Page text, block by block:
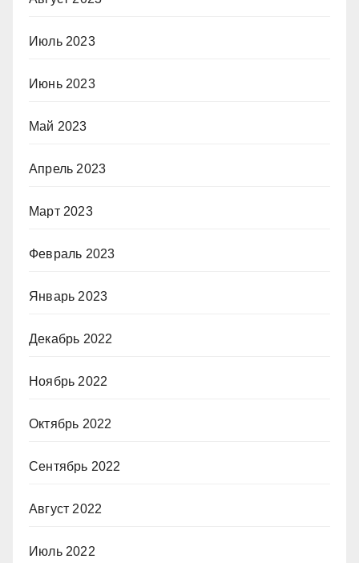
Июль 2023
Июнь 2023
Май 2023
Апрель 2023
Март 2023
Февраль 2023
Январь 2023
Декабрь 2022
Ноябрь 2022
Октябрь 2022
Сентябрь 2022
Август 2022
Июль 2022